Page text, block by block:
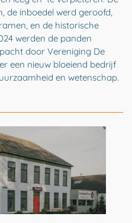
de inboedel werd geroofd,
en de historische
werden de panden
door Vereniging De
een nieuw bloeiend bedrijf
en wetenschap.